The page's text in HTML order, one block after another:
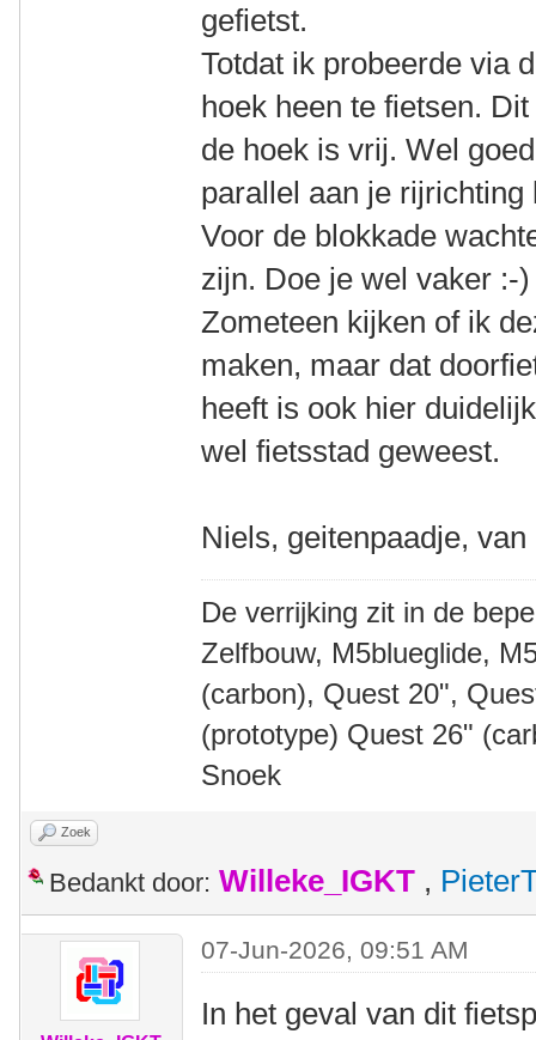
gefietst.
Totdat ik probeerde via
hoek heen te fietsen.
de hoek is vrij. Wel
parallel aan je
Voor de blokkade
zijn. Doe je wel vaker :-)
Zometeen kijken of ik
maken, maar dat
heeft is ook hier
wel fietsstad geweest.
Niels, geitenpaadje,
De verrijking zit in de
Zelfbouw, M5blueglide,
(carbon), Quest 20",
(prototype) Quest 26"
Snoek
Zoek
Bedankt door: Willeke_IGKT ,
07-Jun-2026, 09:51 AM
In het geval van dit